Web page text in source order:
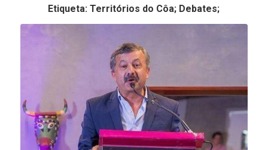
Etiqueta:Territórios do Côa; Debates;